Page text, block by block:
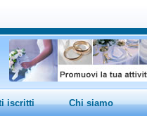
iscritti Chi siamo